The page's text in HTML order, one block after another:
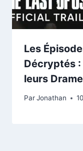
Les
Décryptés :
leurs
ParJonathan